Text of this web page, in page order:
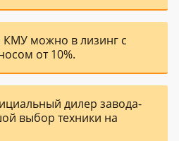
КМУ можно в лизинг с
от 10%.
дилер завода-
выбор техники на